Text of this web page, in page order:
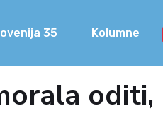
35 Kolumne